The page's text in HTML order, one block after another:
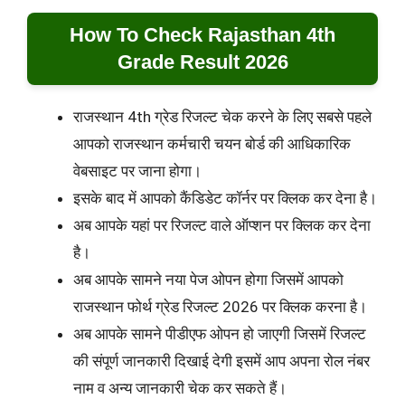
How To Check Rajasthan 4th
Grade Result 2026
राजस्थान 4th ग्रेड रिजल्ट चेक करने के लिए सबसे पहले
आपको राजस्थान कर्मचारी चयन बोर्ड की आधिकारिक
वेबसाइट पर जाना होगा।
इसके बाद में आपको कैंडिडेट कॉर्नर पर क्लिक कर देना है।
अब आपके यहां पर रिजल्ट वाले ऑप्शन पर क्लिक कर देना
है।
अब आपके सामने नया पेज ओपन होगा जिसमें आपको
राजस्थान फोर्थ ग्रेड रिजल्ट 2026 पर क्लिक करना है।
अब आपके सामने पीडीएफ ओपन हो जाएगी जिसमें रिजल्ट
की संपूर्ण जानकारी दिखाई देगी इसमें आप अपना रोल नंबर
नाम व अन्य जानकारी चेक कर सकते हैं।